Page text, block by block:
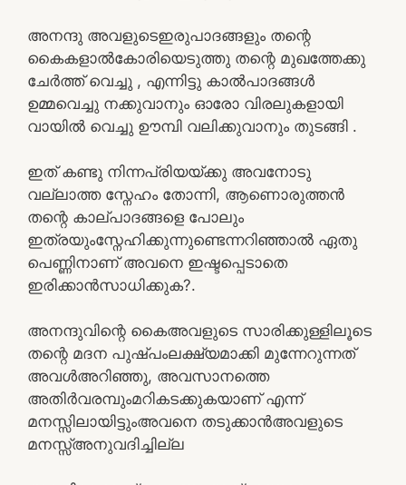
അനന്ദു അവളുടെഇരുപാദങ്ങളും തന്റെ
കൈകളാൽകോരിയെടുത്തു തന്റെ മുഖത്തേക്കു
ചേർത്ത് വെച്ചു , എന്നിട്ടു കാൽപാദങ്ങൾ
ഉമ്മവെച്ചു നക്കുവാനും ഓരോ വിരലുകളായി
വായിൽ വെച്ചു ഊമ്പി വലിക്കുവാനും തുടങ്ങി .
ഇത് കണ്ടു നിന്നപ്രിയയ്ക്കു അവനോടു
വല്ലാത്ത സ്നേഹം തോന്നി, ആണൊരുത്തൻ
തന്റെ കാല്പാദങ്ങളെ പോലും
ഇത്രയുംസ്നേഹിക്കുന്നുണ്ടെന്നറിഞ്ഞാൽ ഏതു
പെണ്ണിനാണ് അവനെ ഇഷ്ടപ്പെടാതെ
ഇരിക്കാൻസാധിക്കുക?.
അനന്ദുവിന്റെ കൈഅവളുടെ സാരിക്കുള്ളിലൂടെ
തന്റെ മദന പുഷ്പംലക്ഷ്യമാക്കി മുന്നേറുന്നത്
അവൾഅറിഞ്ഞു, അവസാനത്തെ
അതിർവരമ്പുംമറികടക്കുകയാണ് എന്ന്
മനസ്സിലായിട്ടുംഅവനെ തടുക്കാൻഅവളുടെ
മനസ്സ്അനുവദിച്ചില്ല